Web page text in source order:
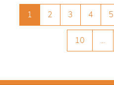
1 2 3 4 5
10